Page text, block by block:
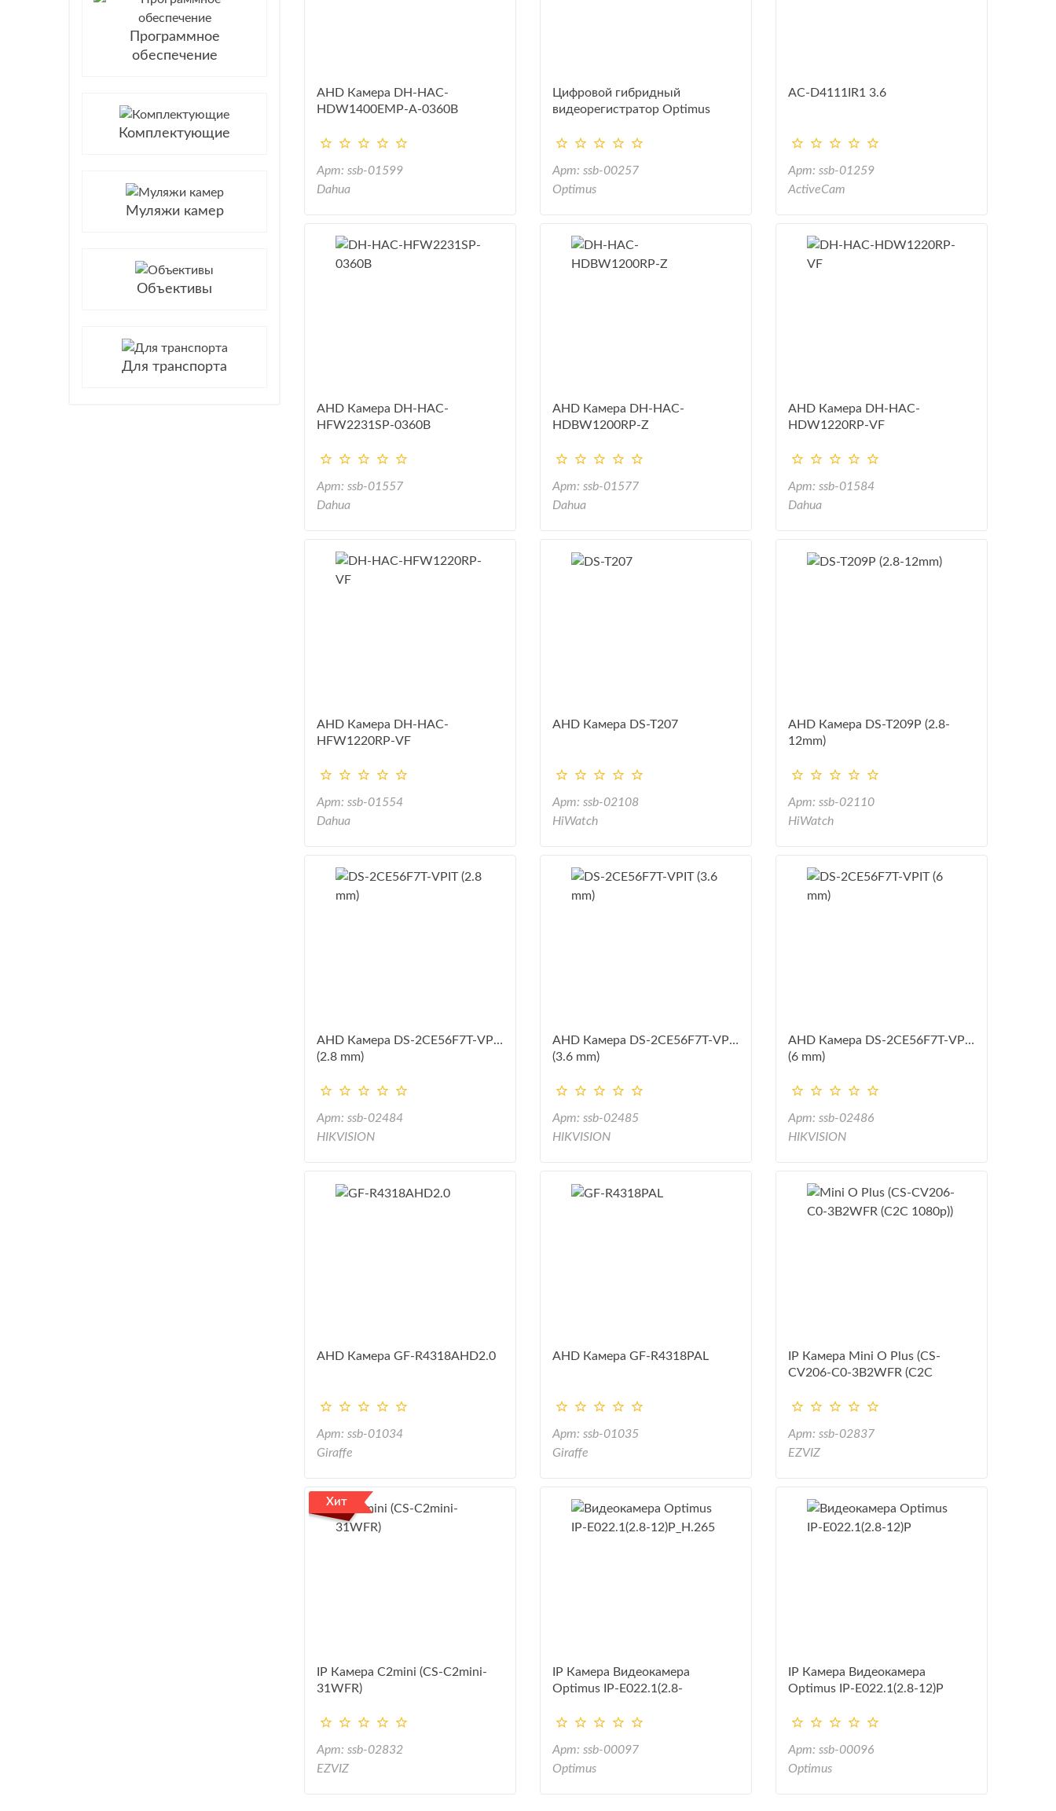
Программное
обеспечение
Комплектующие
Муляжи камер
Объективы
Для транспорта
AHD Камера DH-HAC-
HDW1400EMP-A-0360B
Арт: ssb-01599
Dahua
Цифровой гибридный
видеорегистратор Optimus
Арт: ssb-00257
Optimus
AC-D4111IR1 3.6
Арт: ssb-01259
ActiveCam
AHD Камера DH-HAC-
HFW2231SP-0360B
Арт: ssb-01557
Dahua
AHD Камера DH-HAC-
HDBW1200RP-Z
Арт: ssb-01577
Dahua
AHD Камера DH-HAC-
HDW1220RP-VF
Арт: ssb-01584
Dahua
AHD Камера DH-HAC-
HFW1220RP-VF
Арт: ssb-01554
Dahua
AHD Камера DS-T207
Арт: ssb-02108
HiWatch
AHD Камера DS-T209P (2.8-
12mm)
Арт: ssb-02110
HiWatch
AHD Камера DS-2CE56F7T-VPIT
(2.8 mm)
Арт: ssb-02484
HIKVISION
AHD Камера DS-2CE56F7T-VPIT
(3.6 mm)
Арт: ssb-02485
HIKVISION
AHD Камера DS-2CE56F7T-VPIT
(6 mm)
Арт: ssb-02486
HIKVISION
AHD Камера GF-R4318AHD2.0
Арт: ssb-01034
Giraffe
AHD Камера GF-R4318PAL
Арт: ssb-01035
Giraffe
IP Камера Mini O Plus (CS-
CV206-C0-3B2WFR (С2С
Арт: ssb-02837
EZVIZ
Хит
IP Камера С2mini (CS-C2mini-
31WFR)
Арт: ssb-02832
EZVIZ
IP Камера Видеокамера
Optimus IP-E022.1(2.8-
Арт: ssb-00097
Optimus
IP Камера Видеокамера
Optimus IP-E022.1(2.8-12)P
Арт: ssb-00096
Optimus